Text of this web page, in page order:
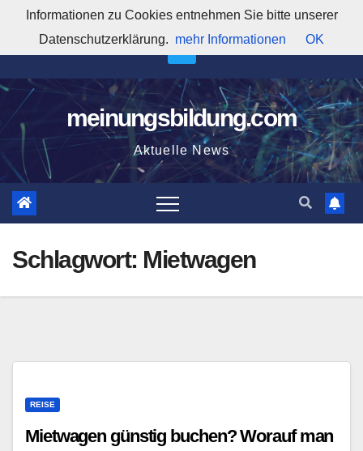
springen
10:25:27 AM
meinungsbildung.com
Aktuelle News
Schlagwort: Mietwagen
REISE
Mietwagen günstig buchen? Worauf man
Informationen zu Cookies entnehmen Sie bitte unserer
Datenschutzerklärung. mehr Informationen OK